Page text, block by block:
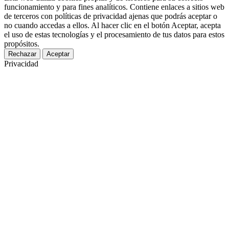
funcionamiento y para fines analíticos. Contiene enlaces a sitios web
de terceros con políticas de privacidad ajenas que podrás aceptar o
no cuando accedas a ellos. Al hacer clic en el botón Aceptar, acepta
el uso de estas tecnologías y el procesamiento de tus datos para estos
propósitos.
Rechazar Aceptar
Privacidad